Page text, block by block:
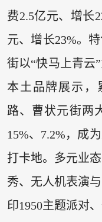
费2.5亿元、增长
元、增长23%。
街以“快马上青云
本土品牌展示，
路、曹状元街两
15%、7.2%，成
打卡地。多元业
秀、无人机表演
印1950主题派对